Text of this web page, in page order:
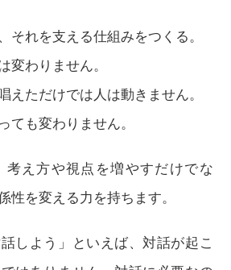
それを支える仕組みをつくる。
変わりません。
えただけでは人は動きません。
ても変わりません。
考え方や視点を増やすだけでな
性を変える力を持ちます。
しよう」といえば、対話が起こ